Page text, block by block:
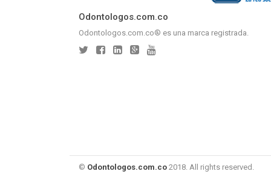
Odontologos.com.co
Odontologos.com.co® es una marca registrada.
© Odontologos.com.co 2018. All rights reserved.